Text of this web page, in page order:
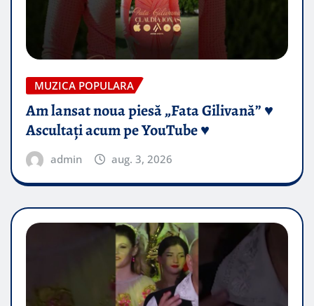
MUZICA POPULARA
Am lansat noua piesă „Fata Gilivană” ♥️
Ascultați acum pe YouTube ♥️
admin aug. 3, 2026